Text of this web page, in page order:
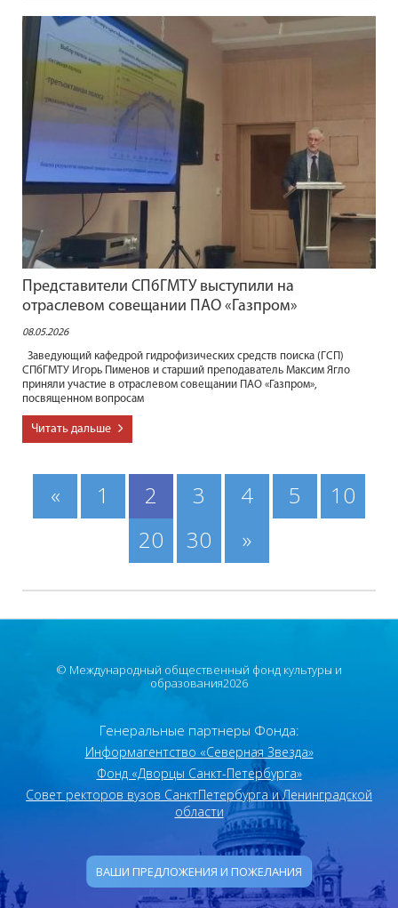
Представители СПбГМТУ выступили на
отраслевом совещании ПАО «Газпром»
08.05.2026
Заведующий кафедрой гидрофизических средств поиска (ГСП)
СПбГМТУ Игорь Пименов и старший преподаватель Максим Ягло
приняли участие в отраслевом совещании ПАО «Газпром»,
посвященном вопросам
Читать дальше
« 1 2 3 4 5
10
20
30 »
© Международный общественный фонд культуры и
образования2026
Генеральные партнеры Фонда:
Информагентство «Северная Звезда»
Фонд «Дворцы Санкт-Петербурга»
Совет ректоров вузов Санкт­Петербурга и Ленинградской
области
ВАШИ ПРЕДЛОЖЕНИЯ И ПОЖЕЛАНИЯ